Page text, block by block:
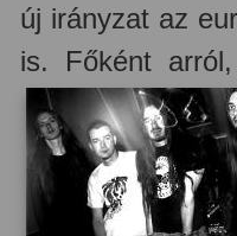
új irányzat az
is. Főként